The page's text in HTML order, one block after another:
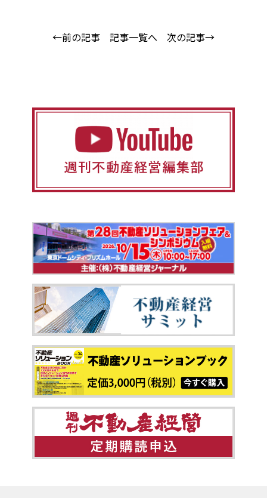
←前の記事 記事一覧へ 次の記事→